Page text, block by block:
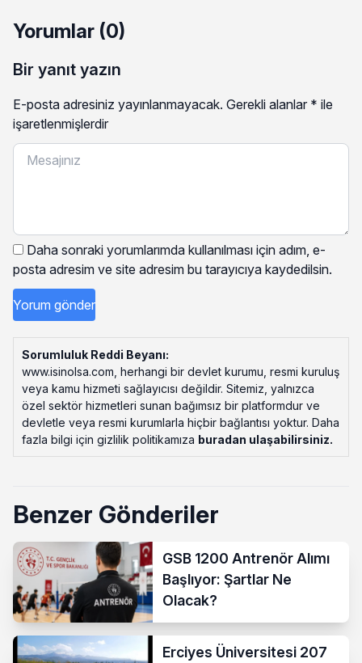
Yorumlar (0)
Bir yanıt yazın
E-posta adresiniz yayınlanmayacak. Gerekli alanlar * ile
işaretlenmişlerdir
Daha sonraki yorumlarımda kullanılması için adım, e-
posta adresim ve site adresim bu tarayıcıya kaydedilsin.
Sorumluluk Reddi Beyanı:
www.isinolsa.com, herhangi bir devlet kurumu, resmi kuruluş
veya kamu hizmeti sağlayıcısı değildir. Sitemiz, yalnızca
özel sektör hizmetleri sunan bağımsız bir platformdur ve
devletle veya resmi kurumlarla hiçbir bağlantısı yoktur. Daha
fazla bilgi için gizlilik politikamıza buradan ulaşabilirsiniz.
Benzer Gönderiler
GSB 1200 Antrenör Alımı
Başlıyor: Şartlar Ne
Olacak?
Erciyes Üniversitesi 207